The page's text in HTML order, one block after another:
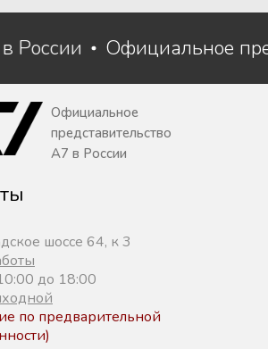
России Официальное
шоссе 64, к 3
до 18:00
по предварительной
Официальное
представительство
A7 в России